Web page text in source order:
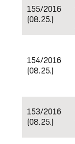
155/2016
(08.25.)
154/2016
(08.25.)
153/2016
(08.25.)